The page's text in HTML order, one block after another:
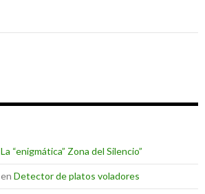
La “enigmática” Zona del Silencio”
en Detector de platos voladores